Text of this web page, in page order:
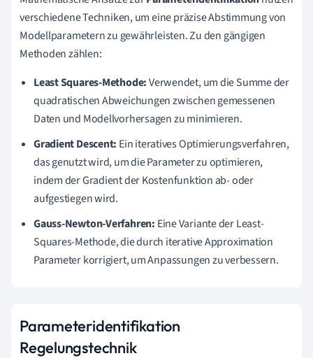
verschiedene Techniken, um eine präzise Abstimmung von
Modellparametern zu gewährleisten. Zu den gängigen
Methoden zählen:
Least Squares-Methode:Verwendet, um die Summe der
quadratischen Abweichungen zwischen gemessenen
Daten und Modellvorhersagen zu minimieren.
Gradient Descent: Ein iteratives Optimierungsverfahren,
das genutzt wird, um die Parameter zu optimieren,
indem der Gradient der Kostenfunktion ab- oder
aufgestiegen wird.
Gauss-Newton-Verfahren: Eine Variante der Least-
Squares-Methode, die durch iterative Approximation
Parameter korrigiert, um Anpassungen zu verbessern.
Parameteridentifikation
Regelungstechnik